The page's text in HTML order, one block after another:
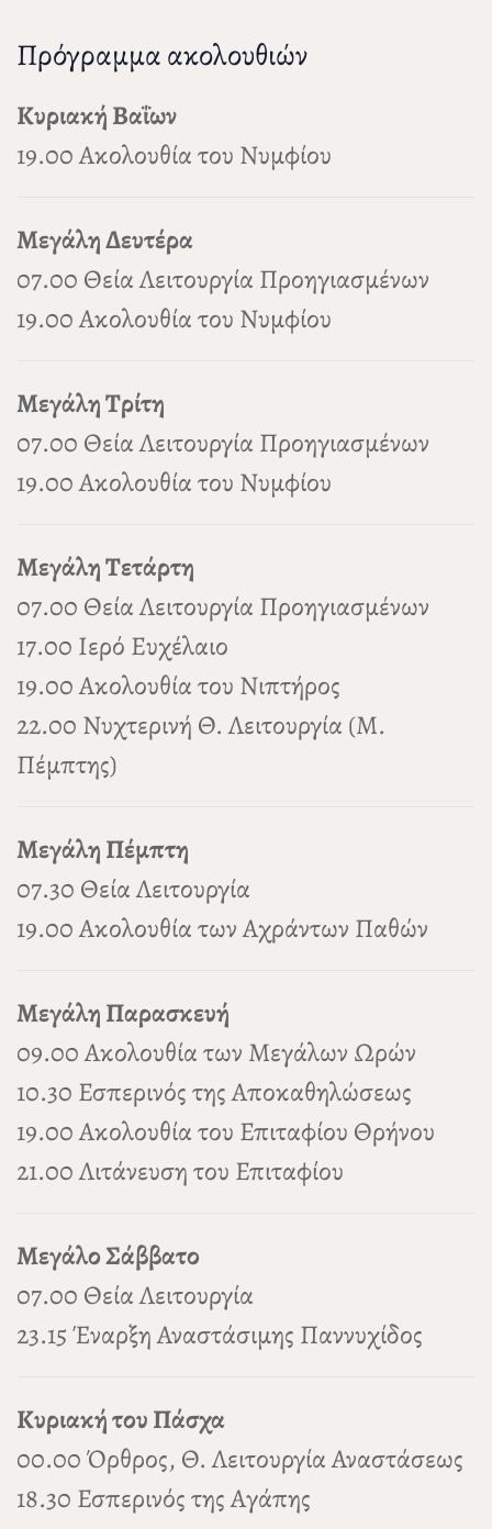
Πρόγραμμα ακολουθιών
Κυριακή Βαΐων
19.00 Ακολουθία του Νυμφίου
Μεγάλη Δευτέρα
07.00 Θεία Λειτουργία Προηγιασμένων
19.00 Ακολουθία του Νυμφίου
Μεγάλη Τρίτη
07.00 Θεία Λειτουργία Προηγιασμένων
19.00 Ακολουθία του Νυμφίου
Μεγάλη Τετάρτη
07.00 Θεία Λειτουργία Προηγιασμένων
17.00 Ιερό Ευχέλαιο
19.00 Ακολουθία του Νιπτήρος
22.00 Νυχτερινή Θ. Λειτουργία (Μ.
Πέμπτης)
Μεγάλη Πέμπτη
07.30 Θεία Λειτουργία
19.00 Ακολουθία των Αχράντων Παθών
Μεγάλη Παρασκευή
09.00 Ακολουθία των Μεγάλων Ωρών
10.30 Εσπερινός της Αποκαθηλώσεως
19.00 Ακολουθία του Επιταφίου Θρήνου
21.00 Λιτάνευση του Επιταφίου
Μεγάλο Σάββατο
07.00 Θεία Λειτουργία
23.15 Έναρξη Αναστάσιμης Παννυχίδος
Κυριακή του Πάσχα
00.00 Όρθρος, Θ. Λειτουργία Αναστάσεως
18.30 Εσπερινός της Αγάπης